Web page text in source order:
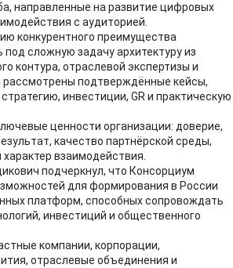
направленные на развитие цифровых
с аудиторией.
конкурентного преимущества
сложную задачу архитектуру из
контура, отраслевой экспертизы и
подтверждённые кейсы,
инвестиции, GR и практическую
ценности организации: доверие,
качество партнёрской среды,
взаимодействия.
подчеркнул, что Консорциум
для формирования в России
платформ, способных сопровождать
инвестиций и общественного
компании, корпорации,
отраслевые объединения и